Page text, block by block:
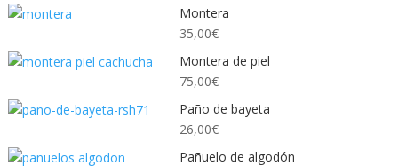
Montera
35,00€
Montera de piel
75,00€
Paño de bayeta
26,00€
Pañuelo de algodón